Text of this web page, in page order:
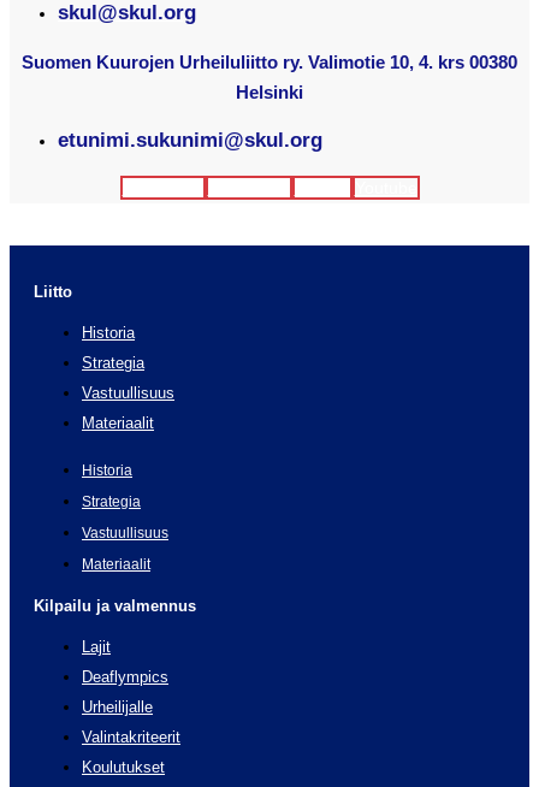
skul@skul.org
Suomen Kuurojen Urheiluliitto ry. Valimotie 10, 4. krs 00380
Helsinki
etunimi.sukunimi@skul.org
Liitto
Historia
Strategia
Vastuullisuus
Materiaalit
Historia
Strategia
Vastuullisuus
Materiaalit
Kilpailu ja valmennus
Lajit
Deaflympics
Urheilijalle
Valintakriteerit
Koulutukset